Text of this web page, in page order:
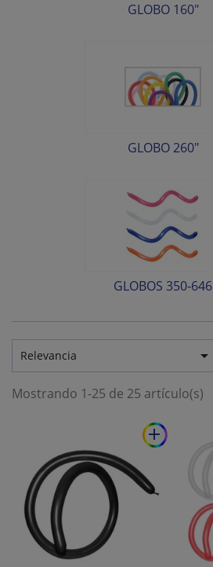
GLOBO 160"
GLOBO 260"
GLOBOS 350-646
Relevancia 
Mostrando 1-25 de 25 artículo(s)
add